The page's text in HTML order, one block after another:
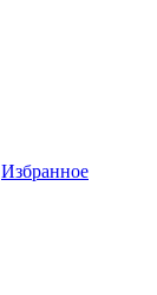
Избранное